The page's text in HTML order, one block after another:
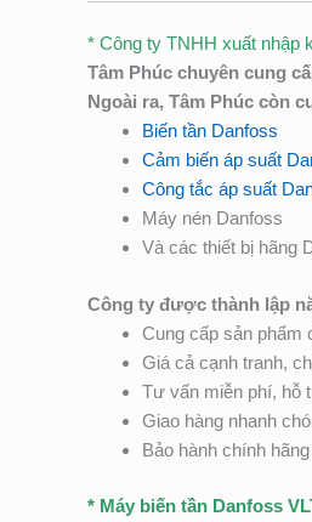
* Công ty TNHH xuất nhập
Tâm Phúc chuyên cung
Ngoài ra, Tâm Phúc còn
Biến tần Danfoss
Cảm biến áp suất
Công tắc áp suất
Máy nén Danfoss
Và các thiết bị hãng
Công ty được thành lập
Cung cấp sản phẩm
Giá cả cạnh tranh,
Tư vấn miễn phí, hỗ
Giao hàng nhanh
Bảo hành chính
* Máy biến tần Danfoss